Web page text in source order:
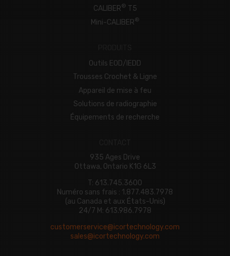
CALIBER® T5
Mini-CALIBER®
PRODUITS
Outils EOD/IEDD
Trousses Crochet & Ligne
Appareil de mise à feu
Solutions de radiographie
Équipements de recherche
CONTACT
935 Ages Drive
Ottawa, Ontario K1G 6L3
T: 613.745.3600
Numéro sans frais : 1.877.483.7978
(au Canada et aux États-Unis)
24/7 M: 613.986.7978
customerservice@icortechnology.com
sales@icortechnology.com